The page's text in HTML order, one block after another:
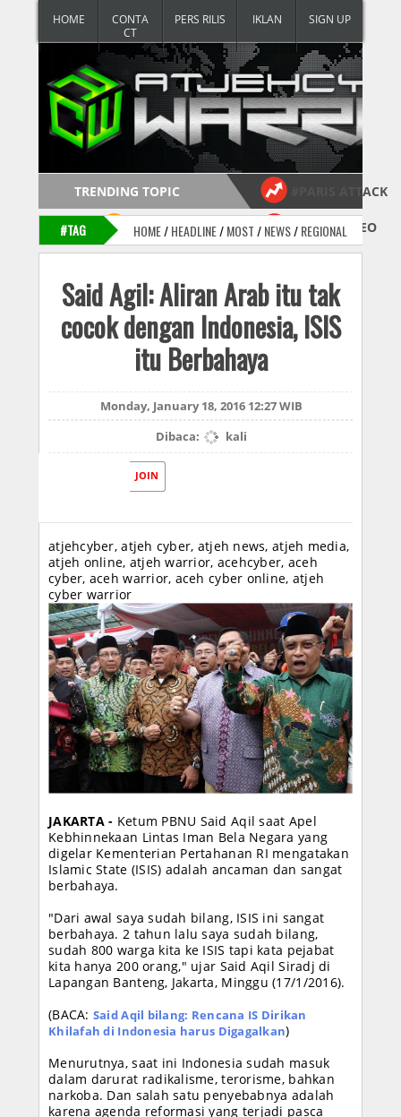
HOME
CONTA
PERS RILIS IKLAN SIGN UP
TRENDING TOPIC #PARIS ATTACK
#USA vs RUSSIA #MOST VIDEO
#TAG HOME/HEADLINE/MOST/NEWS/REGIONAL
Said Agil: Aliran Arab itu tak
cocok dengan Indonesia, ISIS
itu Berbahaya
Monday, January 18, 2016 12:27 WIB
Dibaca:
kali
JOIN
atjehcyber, atjeh cyber, atjeh news, atjeh media,
atjeh online, atjeh warrior, acehcyber, aceh
cyber, aceh warrior, aceh cyber online, atjeh
cyber warrior
JAKARTA - Ketum PBNU Said Aqil saat Apel
Kebhinnekaan Lintas Iman Bela Negara yang
digelar Kementerian Pertahanan RI mengatakan
Islamic State (ISIS) adalah ancaman dan sangat
berbahaya.
"Dari awal saya sudah bilang, ISIS ini sangat
berbahaya. 2 tahun lalu saya sudah bilang,
sudah 800 warga kita ke ISIS tapi kata pejabat
kita hanya 200 orang," ujar Said Aqil Siradj di
Lapangan Banteng, Jakarta, Minggu (17/1/2016).
(BACA: Said Aqil bilang: Rencana IS Dirikan
Khilafah di Indonesia harus Digagalkan)
Menurutnya, saat ini Indonesia sudah masuk
dalam darurat radikalisme, terorisme, bahkan
narkoba. Dan salah satu penyebabnya adalah
karena agenda reformasi yang terjadi pasca